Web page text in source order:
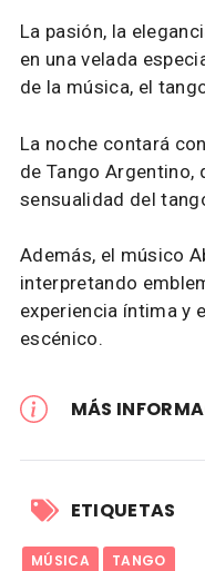
La pasión, la
en una velada
de la música, el
La noche contará
de Tango Argentino,
sensualidad del
Además, el músico
interpretando
experiencia íntima y
escénico.
MÁS
ETIQUETAS
MÚSICA TANGO